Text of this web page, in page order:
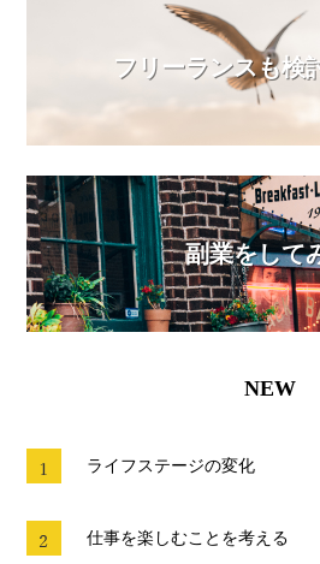
フリーランスも検
副業をして
NEW
ライフステージの変化
仕事を楽しむことを考える